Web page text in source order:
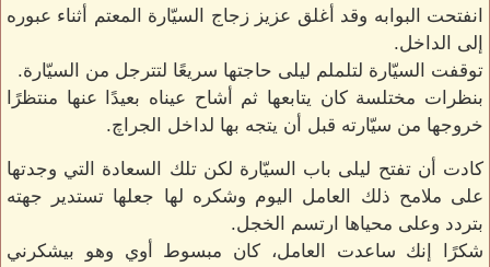
انفتحت البوابه وقد أغلق عزيز زجاج السيّارة المعتم أثناء عبوره
إلى الداخل.
توقفت السيّارة لتلملم ليلى حاجتها سريعًا لتترجل من السيّارة.
بنظرات مختلسة كان يتابعها ثم أشاح عيناه بعيدًا عنها منتظرًا
خروجها من سيّارته قبل أن يتجه بها لداخل الجراچ.
كادت أن تفتح ليلى باب السيّارة لكن تلك السعادة التي وجدتها
على ملامح ذلك العامل اليوم وشكره لها جعلها تستدير جهته
بتردد وعلى محياها ارتسم الخجل.
شكرًا إنك ساعدت العامل، كان مبسوط أوي وهو بيشكرني